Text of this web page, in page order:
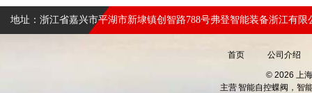
地址：浙江省嘉兴市平湖市新埭镇创智路788号弗登智能装备浙江有限
首页 公司介绍
© 2026 上
主营智能自控蝶阀，智